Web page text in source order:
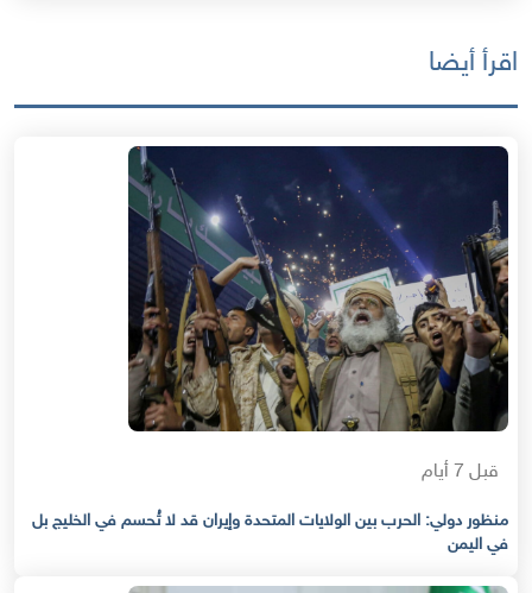
اقرأ أيضا
قبل 7 أيام
منظور دولي: الحرب بين الولايات المتحدة وإيران قد لا تُحسم في الخليج بل
في اليمن